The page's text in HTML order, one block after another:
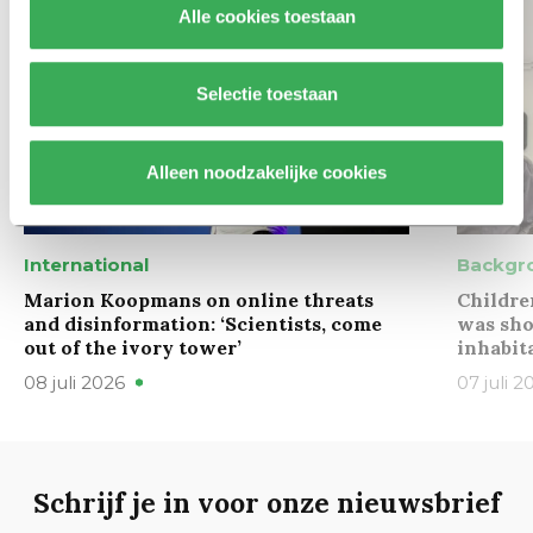
Alle cookies toestaan
Selectie toestaan
Alleen noodzakelijke cookies
International
Marion Koopmans on online threats
and disinformation: ‘Scientists, come
out of the ivory tower’
08 juli 2026
was
07 juli
Schrijf je in voor onze nieuwsbrief